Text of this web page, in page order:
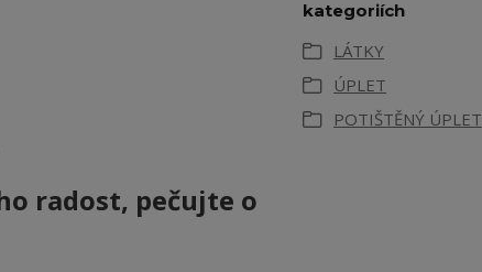
radost, pečujte o
kategoriích
LÁTKY
ÚPLET
POTIŠTĚNÝ ÚPLET